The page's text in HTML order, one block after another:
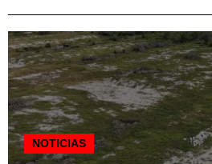
NOTICIAS